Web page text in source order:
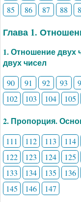
85
86 87 88
Глава 1.
1. Отношение двух
двух чисел
90 91 92 93
102
103 104 105
2. Пропорция.
111 112 113 114
122
123 124 125
133
134 135 136
145
146 147